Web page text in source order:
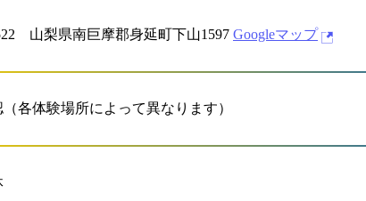
山梨県南巨摩郡身延町下山1597 Googleマップ
各体験場所によって異なります）